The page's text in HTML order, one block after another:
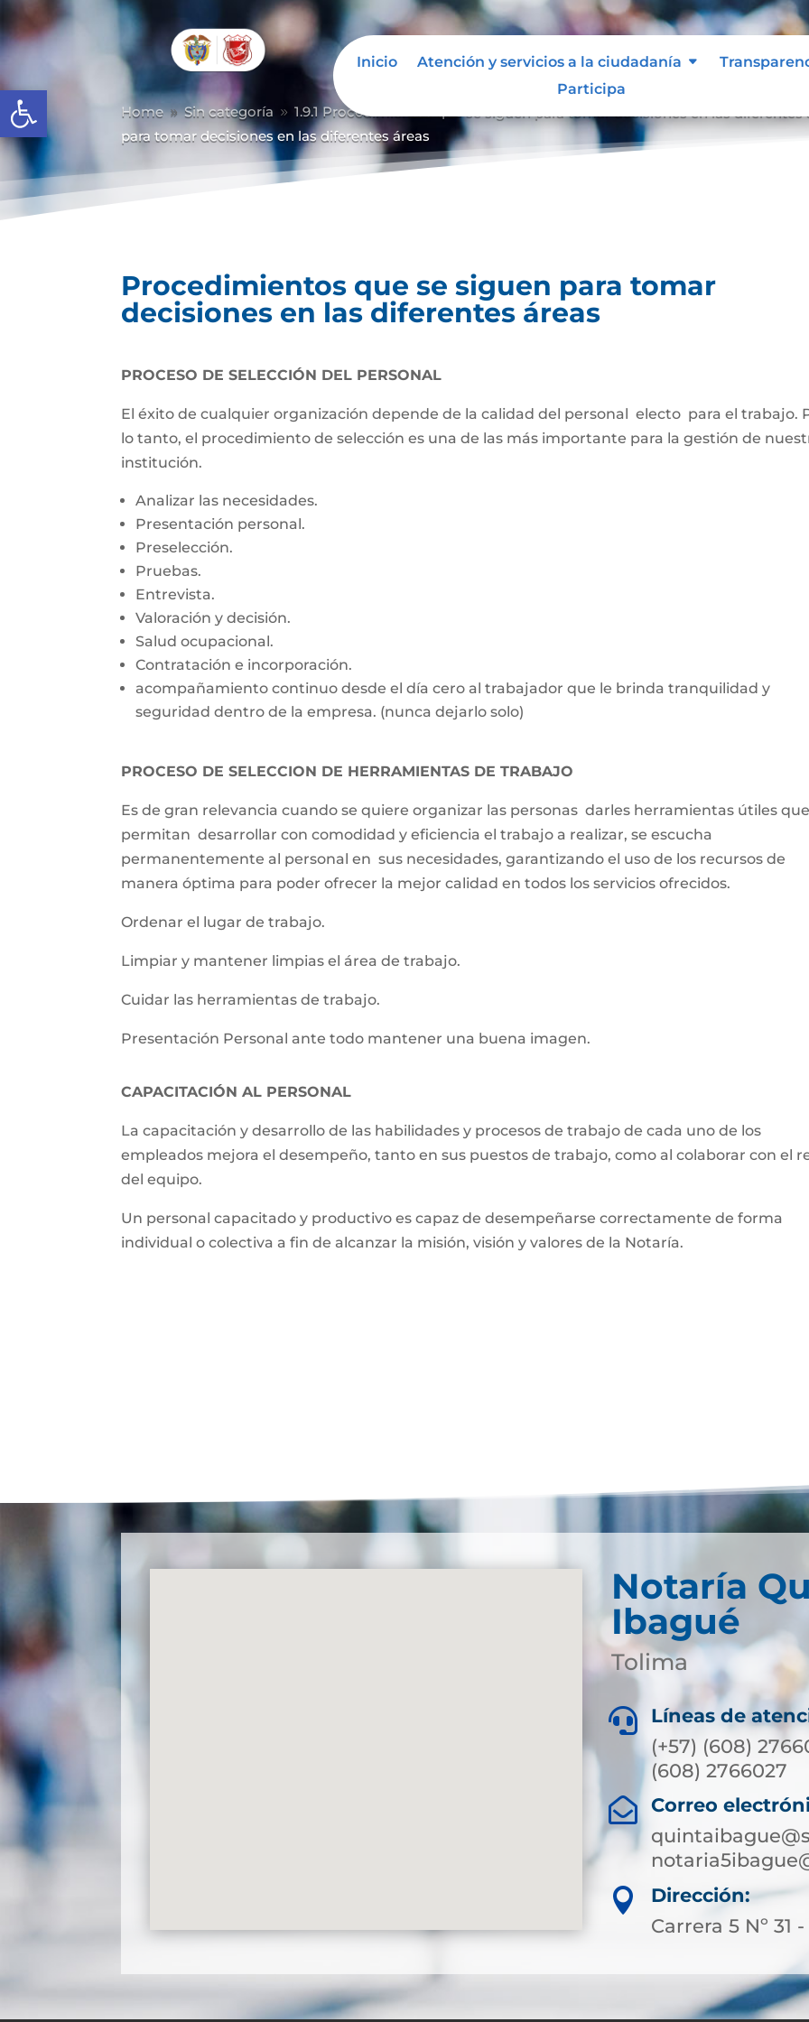
Abrir barra de herramientas
Inicio Atención y servicios a la ciudadanía
Participa
Home 9 Sin categoría 9 1.9.1 Procedimientos que se siguen para tomar decisiones en las diferentes
para tomar decisiones en las diferentes áreas
Procedimientos que se siguen para tomar
decisiones en las diferentes áreas
PROCESO DE SELECCIÓN DEL PERSONAL
El éxito de cualquier organización depende de la calidad del personal electo para el trabajo.
lo tanto, el procedimiento de selección es una de las más importante para la gestión de
institución.
Analizar las necesidades.
Presentación personal.
Preselección.
Pruebas.
Entrevista.
Valoración y decisión.
Salud ocupacional.
Contratación e incorporación.
acompañamiento continuo desde el día cero al trabajador que le brinda tranquilidad y
seguridad dentro de la empresa. (nunca dejarlo solo)
PROCESO DE SELECCION DE HERRAMIENTAS DE TRABAJO
Es de gran relevancia cuando se quiere organizar las personas darles herramientas útiles que
permitan desarrollar con comodidad y eficiencia el trabajo a realizar, se escucha
permanentemente al personal en sus necesidades, garantizando el uso de los recursos de
manera óptima para poder ofrecer la mejor calidad en todos los servicios ofrecidos.
Ordenar el lugar de trabajo.
Limpiar y mantener limpias el área de trabajo.
Cuidar las herramientas de trabajo.
Presentación Personal ante todo mantener una buena imagen.
CAPACITACIÓN AL PERSONAL
La capacitación y desarrollo de las habilidades y procesos de trabajo de cada uno de los
empleados mejora el desempeño, tanto en sus puestos de trabajo, como al colaborar con el
del equipo.
Un personal capacitado y productivo es capaz de desempeñarse correctamente de forma
individual o colectiva a fin de alcanzar la misión, visión y valores de la Notaría.
Notaría
Ibagué
Tolima

Líneas de
(+57) (608)
(608) 2766027

Correo

Dirección:
Carrera 5 Nº 31